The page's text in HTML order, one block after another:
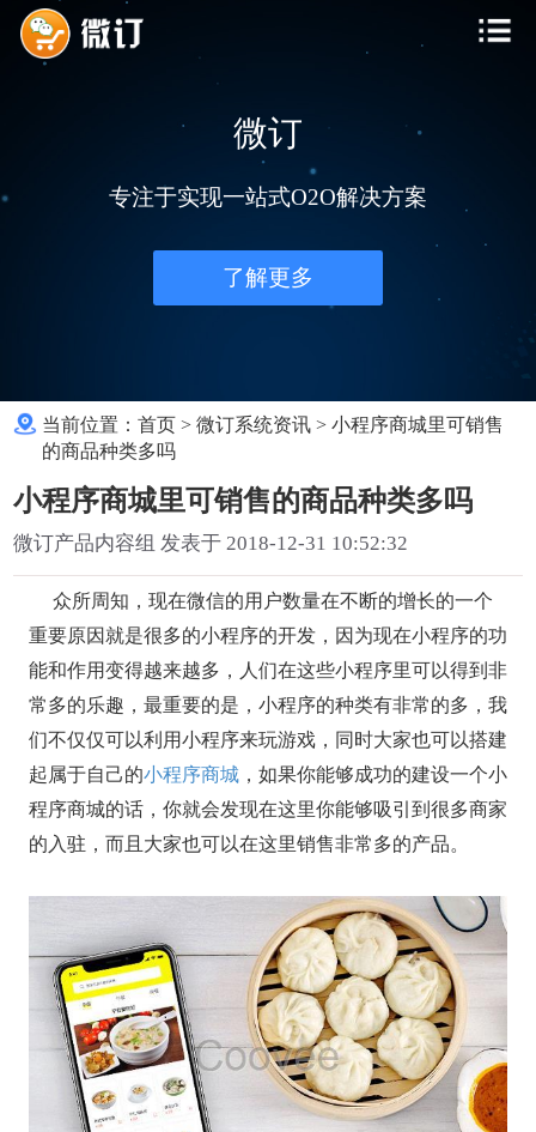
微订
专注于实现一站式O2O解决方案
了解更多
当前位置：首页 >微订系统资讯 >小程序商城里可销售
的商品种类多吗
小程序商城里可销售的商品种类多吗
微订产品内容组 发表于 2018-12-31 10:52:32
众所周知，现在微信的用户数量在不断的增长的一个
重要原因就是很多的小程序的开发，因为现在小程序的功
能和作用变得越来越多，人们在这些小程序里可以得到非
常多的乐趣，最重要的是，小程序的种类有非常的多，我
们不仅仅可以利用小程序来玩游戏，同时大家也可以搭建
起属于自己的小程序商城，如果你能够成功的建设一个小
程序商城的话，你就会发现在这里你能够吸引到很多商家
的入驻，而且大家也可以在这里销售非常多的产品。